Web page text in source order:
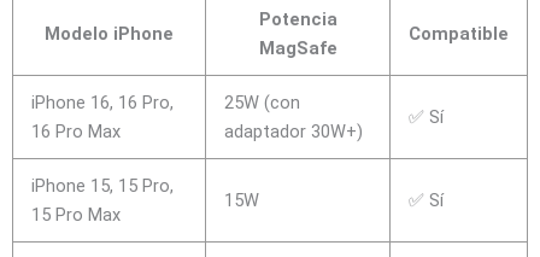
Modelo iPhone
Potencia
MagSafe
Compatible
iPhone 16, 16 Pro,
16 Pro Max
25W (con
adaptador 30W+)
✅ Sí
iPhone 15, 15 Pro,
15 Pro Max
15W ✅ Sí